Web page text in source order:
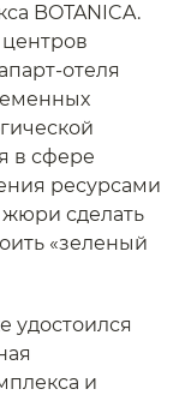
BOTANICA.
отеля
в сфере
ресурсами
сделать
«зеленый
удостоился
и